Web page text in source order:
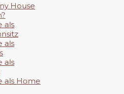
House
als
als
als
als Home